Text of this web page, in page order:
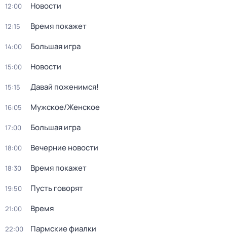
12:00 Новости
12:15 Время покажет
14:00 Большая игра
15:00 Новости
15:15 Давай поженимся!
16:05 Мужское/Женское
17:00 Большая игра
18:00 Вечерние новости
18:30 Время покажет
19:50 Пусть говорят
21:00 Время
22:00 Пармские фиалки